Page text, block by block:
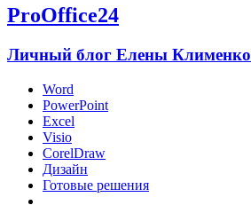
ProOffice24
Личный блог Елены Клименко
Word
PowerPoint
Excel
Visio
CorelDraw
Дизайн
Готовые решения